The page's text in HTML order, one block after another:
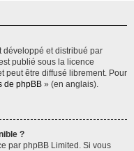
développé et distribué par
publié sous la licence
peut être diffusé librement. Pour
de phpBB » (en anglais).
?
par phpBB Limited. Si vous